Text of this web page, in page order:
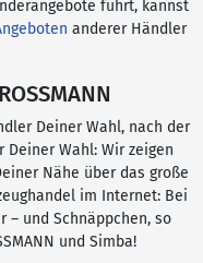
führt, kannst
anderer Händler
Deiner Wahl, nach der
Wahl: Wir zeigen
Nähe über das große
im Internet: Bei
– und Schnäppchen, so
und Simba!